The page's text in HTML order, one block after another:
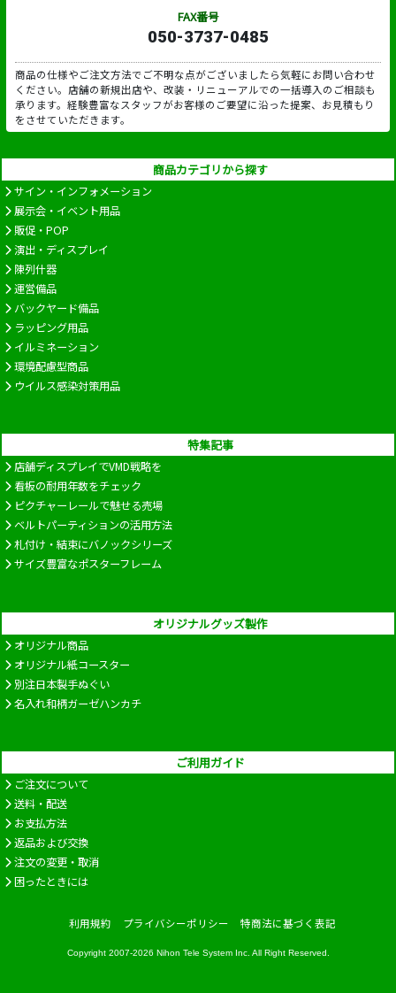
FAX番号
050-3737-0485
商品の仕様やご注文方法でご不明な点がございましたら気軽にお問い合わせ
ください。店舗の新規出店や、改装・リニューアルでの一括導入のご相談も
承ります。経験豊富なスタッフがお客様のご要望に沿った提案、お見積もり
をさせていただきます。
商品カテゴリから探す
サイン・インフォメーション
展示会・イベント用品
販促・POP
演出・ディスプレイ
陳列什器
運営備品
バックヤード備品
ラッピング用品
イルミネーション
環境配慮型商品
ウイルス感染対策用品
特集記事
店舗ディスプレイでVMD戦略を
看板の耐用年数をチェック
ピクチャーレールで魅せる売場
ベルトパーティションの活用方法
札付け・結束にバノックシリーズ
サイズ豊富なポスターフレーム
オリジナルグッズ製作
オリジナル商品
オリジナル紙コースター
別注日本製手ぬぐい
名入れ和柄ガーゼハンカチ
ご利用ガイド
ご注文について
送料・配送
お支払方法
返品および交換
注文の変更・取消
困ったときには
利用規約 プライバシーポリシー 特商法に基づく表記
Copyright 2007-2026 Nihon Tele System Inc. All Right Reserved.